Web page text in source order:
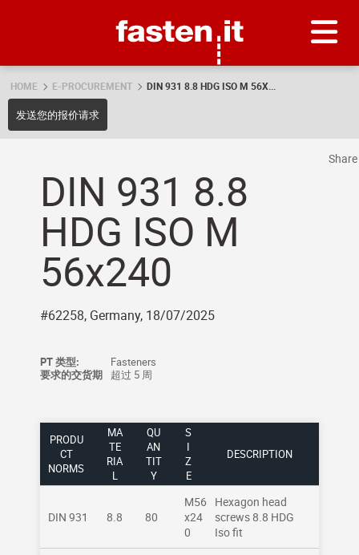
HOME E-PROCUREMENT DIN 931 8.8 HDG ISO M 56X...
发送您的报价请求
DIN 931 8.8
HDG ISO M
56x240
#62258, Germany, 18/07/2025
PT 类型:
Fasteners
要求的交货期
超过 5 周
PRODU
CT
NORMS
MA
TE
RIA
L
QU
AN
TIT
Y
S
I
Z
E
DESCRIPTION
DIN 931 8.8 80
M56
x24
0
Hexagon head
screws 8.8 HDG
Iso fit
Share